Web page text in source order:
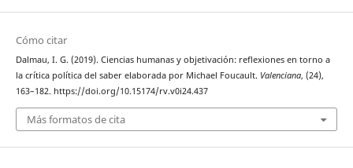
Cómo citar
Dalmau, I. G. (2019). Ciencias humanas y objetivación: reflexiones en torno a
la crítica política del saber elaborada por Michael Foucault. Valenciana, (24),
163–182. https://doi.org/10.15174/rv.v0i24.437
Más formatos de cita